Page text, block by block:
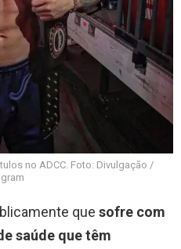
no ADCC. Foto: Divulgação /
que sofre com
saúde que têm